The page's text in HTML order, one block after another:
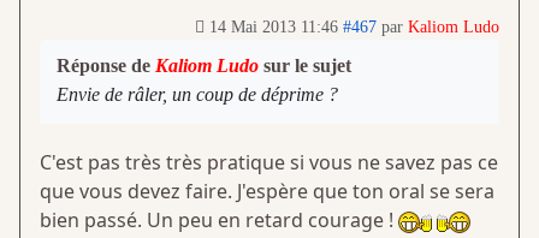
14 Mai 2013 11:46 #467 par Kaliom Ludo
Réponse de Kaliom Ludo sur le sujet
Envie de râler, un coup de déprime ?
C'est pas très très pratique si vous ne savez pas ce
que vous devez faire. J'espère que ton oral se sera
bien passé. Un peu en retard courage !